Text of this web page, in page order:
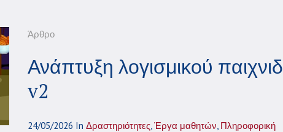
Άρθρο
Ανάπτυξη λογισμικού
v2
24/05/2026 In Δραστηριότητες,Έργα μαθητών, Πληροφορική